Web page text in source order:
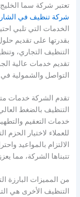
تعتبر شركة سما
شركة تنظيف في
الخدمات التي تلبي
بقدرتها على تقديم
التنظيف التجاري،
تقديم خدمات عالية
التواصل والشمولية
تقدم الشركة خدمات
التنظيف بالضغط
خدمات التعقيم
للعملاء لاختيار الحزم
الالتزام بالمواعيد
تتبناها الشركة، مما
من المميزات البارزة
التنظيف الأخرى هي